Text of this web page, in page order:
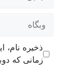
وبگاه
ذخیره نام،
زمانی که